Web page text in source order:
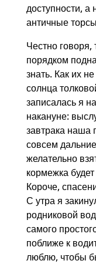
доступности, а
античные
Честно
порядком
знать. Как их
солнца
записалась я
накануне:
завтрака наша
совсем
желательно
кормежка
Короче,
С утра я
родниковой
самого
поближе к
люблю, чтобы